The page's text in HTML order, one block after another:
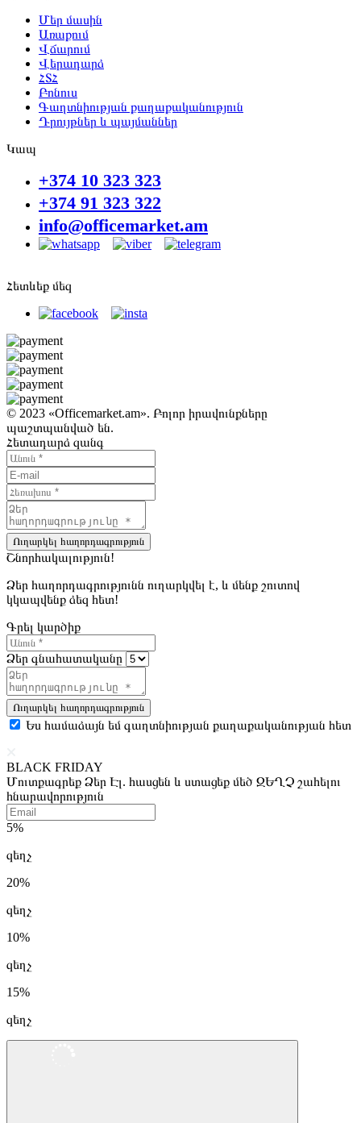
Մեր մասին
Առաքում
Վճարում
Վերադարձ
ՀՏՀ
Բոնուս
Գաղտնիության քաղաքականություն
Դրույթներ և պայմաններ
Կապ
+374 10 323 323
+374 91 323 322
info@officemarket.am
Հետևեք մեզ
© 2023 «Officemarket.am». Բոլոր իրավունքները
պաշտպանված են.
Հետադարձ զանգ
Ուղարկել հաղորդագրություն
Շնորհակալություն!
Ձեր հաղորդագրությունն ուղարկվել է, և մենք շուտով
կկապվենք ձեզ հետ!
Գրել կարծիք
Ձեր գնահատականը
Ուղարկել հաղորդագրություն
Ես համաձայն եմ գաղտնիության քաղաքականության հետ
BLACK FRIDAY
Մուտքագրեք Ձեր Էլ. հասցեն և ստացեք մեծ ԶԵՂՉ շահելու
հնարավորություն
5%
զեղչ
20%
զեղչ
10%
զեղչ
15%
զեղչ